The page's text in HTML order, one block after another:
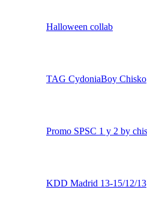
Halloween collab
TAG CydoniaBoy Chisko